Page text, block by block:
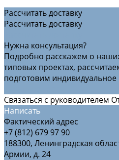
Рассчитать доставку
Рассчитать доставку
Нужна консультация?
Подробно расскажем о
типовых проектах,
подготовим
Связаться с руководителем
Написать
Фактический адрес
+7 (812) 679 97 90
188300, Ленинградская
Армии, д. 24